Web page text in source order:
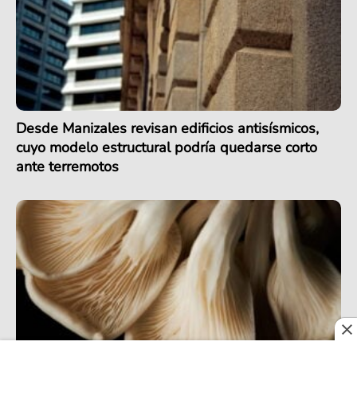
Desde Manizales revisan edificios antisísmicos,
cuyo modelo estructural podría quedarse corto
ante terremotos